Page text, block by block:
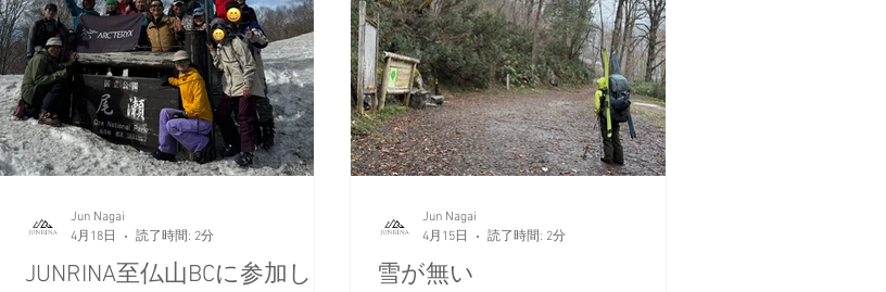
JUNRINA至仏山BCに参加して
Jun Nagai
4月18日
読了時間: 2分
雪が無い
Jun Nagai
4月15日
読了時間: 2分